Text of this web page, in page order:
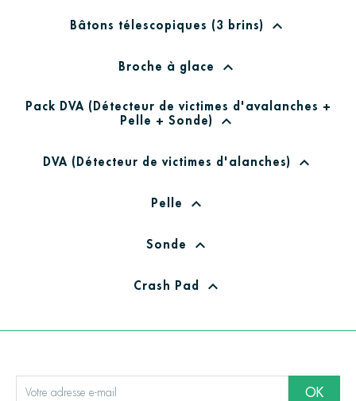
Bâtons télescopiques (3 brins) expand_less
Broche à glace expand_less
Pack DVA (Détecteur de victimes d'avalanches +
Pelle + Sonde) expand_less
DVA (Détecteur de victimes d'alanches) expand_less
Pelle expand_less
Sonde expand_less
Crash Pad expand_less